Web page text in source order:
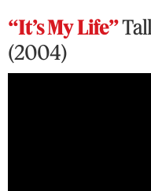
“It’s My Life”
(2004)